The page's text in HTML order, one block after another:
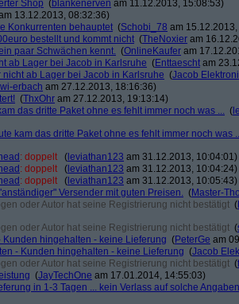
Shop (blankenerven am 11.12.2013, 15:08:53)
13.12.2013, 08:32:36)
Konkurrenten behauptet (Schobi_78 am
bestellt und kommt nicht (TheNoxier am
paar Schwächen kennt. (OnlineKaufer am
ab Lager bei Jacob in Karlsruhe (Enttaescht am
nicht ab Lager bei Jacob in Karlsruhe (Jacob
erbach am 27.12.2013, 18:16:36)
(ThxOhr am 27.12.2013, 19:13:14)
das dritte Paket ohne es fehlt immer noch was ... (
kam das dritte Paket ohne es fehlt immer noch was
: doppelt ( leviathan123 am 31.12.2013, 10:04:01)
: doppelt ( leviathan123 am 31.12.2013, 10:04:24)
: doppelt ( leviathan123 am 31.12.2013, 10:05:43)
Versender mit guten Preisen. (Master-
oder Autor hat seine Registrierung nicht bestätigt (
oder Autor hat seine Registrierung nicht bestätigt (
Kunden hingehalten - keine Lieferung (PeterGe am
- Kunden hingehalten - keine Lieferung (Jacob
oder Autor hat seine Registrierung nicht bestätigt (
(JayTechOne am 17.01.2014, 14:55:03)
in 1-3 Tagen ... kein Verlass auf solche